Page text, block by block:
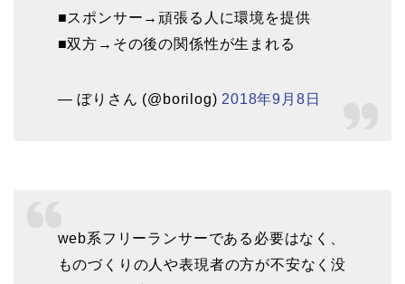
■スポンサー→頑張る人に環境を提供
■双方→その後の関係性が生まれる
— ぼりさん (@borilog) 2018年9月8日
web系フリーランサーである必要はなく、
ものづくりの人や表現者の方が不安なく没